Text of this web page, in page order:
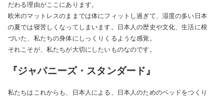
だわる理由がここにあります。
欧米のマットレスのままでは体にフィットし過ぎて、湿度の多い日本
の夏では寝苦しくなってしまいます。日本人の歴史や文化、生活に根
づいた、私たちの身体にしっくりくるような感覚。
それこそが、私たちが大切にしたいものなのです。
『ジャパニーズ・スタンダード』
私たちはこれからも、日本人による、日本人のためのベッドをつくり